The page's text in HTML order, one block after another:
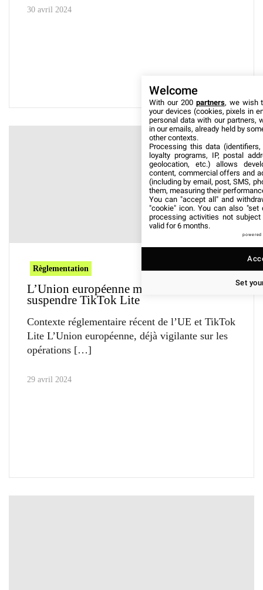
30 avril 2024
Règlementation
L’Union européenne menace de
suspendre TikTok Lite
Contexte réglementaire récent de l’UE et TikTok
Lite L’Union européenne, déjà vigilante sur les
opérations
29 avril 2024
Welcome
With our 200 partners, we wish
your devices (cookies, pixels in
personal data with our partners,
in our emails, already held by
other contexts.
Processing this data
loyalty programs, IP, postal
geolocation, etc.) allows
content, commercial offers and
(including by email, post, SMS,
them, measuring their
You can "accept all" and
"cookie" icon. You can also "set
processing activities not
valid for 6 months.
powered
Set